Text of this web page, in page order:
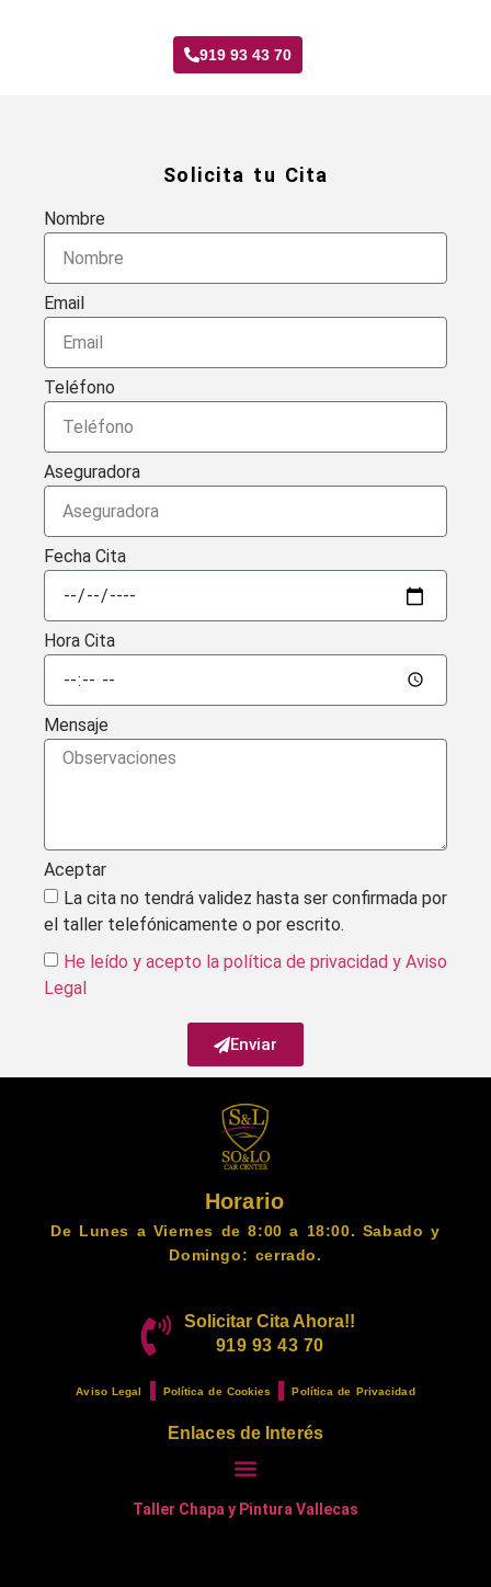
919 93 43 70
Solicita tu Cita
Nombre
Email
Teléfono
Aseguradora
Fecha Cita
Hora Cita
Mensaje
Aceptar
La cita no tendrá validez hasta ser confirmada por
el taller telefónicamente o por escrito.
He leído y acepto la política de privacidad y Aviso
Legal
Enviar
Horario
De Lunes a Viernes de 8:00 a 18:00. Sabado y
Domingo: cerrado.
Solicitar Cita Ahora!!
919 93 43 70
Aviso Legal Política de Cookies Política de Privacidad
Enlaces de Interés
Taller Chapa y Pintura Vallecas